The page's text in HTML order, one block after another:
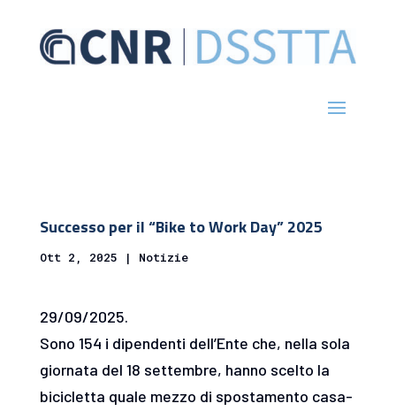
Successo per il “Bike to Work Day” 2025
Ott 2, 2025 | Notizie
29/09/2025.
Sono 154 i dipendenti dell’Ente che, nella sola
giornata del 18 settembre, hanno scelto la
bicicletta quale mezzo di spostamento casa-